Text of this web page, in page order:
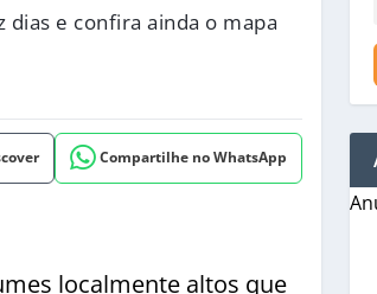
dias e confira ainda o mapa
Compartilhe no WhatsApp
localmente altos que